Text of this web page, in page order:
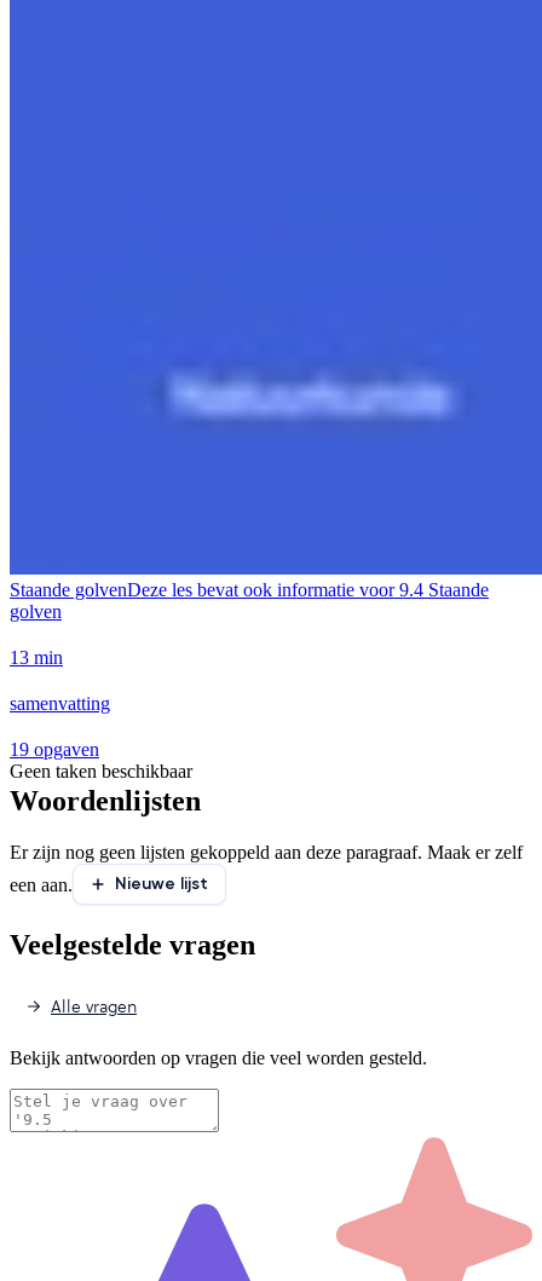
Staande golvenDeze les bevat ook informatie voor 9.4 Staande
golven
13 min
samenvatting
19 opgaven
Geen taken beschikbaar
Woordenlijsten
Er zijn nog geen lijsten gekoppeld aan deze paragraaf. Maak er zelf
een aan.
Nieuwe lijst
Veelgestelde vragen
Alle vragen
Bekijk antwoorden op vragen die veel worden gesteld.